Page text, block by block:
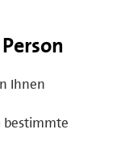
Ihnen
bestimmte